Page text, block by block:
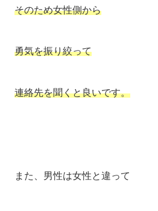
そのため女性側から
勇気を振り絞って
連絡先を聞くと良いです。
また、男性は女性と違って